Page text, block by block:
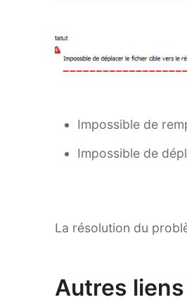
Impossible de
Impossible de
La résolution du
Autres